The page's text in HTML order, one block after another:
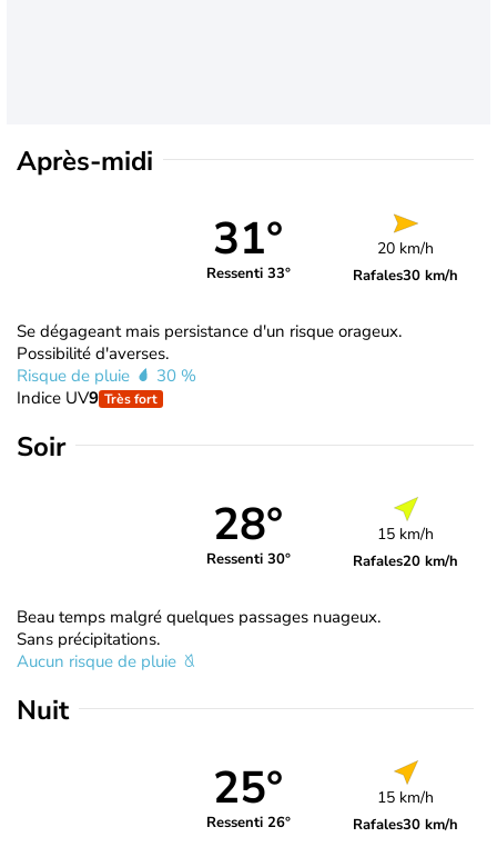
Après-midi
31°
Ressenti 33°
20 km/h
Rafales30 km/h
Se dégageant mais persistance d'un risque orageux.
Possibilité d'averses.
Risque de pluie
30 %
Indice UV9 Très fort
Soir
28°
Ressenti 30°
15 km/h
Rafales20 km/h
Beau temps malgré quelques passages nuageux.
Sans précipitations.
Aucun risque de pluie
Nuit
25°
Ressenti 26°
15 km/h
Rafales30 km/h